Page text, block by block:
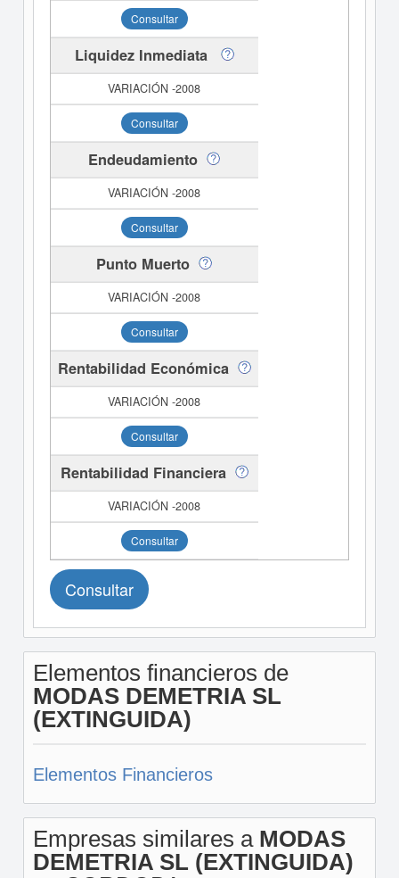
Consultar
Liquidez Inmediata
Consultar
Endeudamiento
Consultar
Punto Muerto
Consultar
Rentabilidad Económica
Consultar
Rentabilidad Financiera
Consultar
Consultar
Elementos financieros de
MODAS DEMETRIA SL
(EXTINGUIDA)
Elementos Financieros
Empresas similares a MODAS
DEMETRIA SL (EXTINGUIDA)